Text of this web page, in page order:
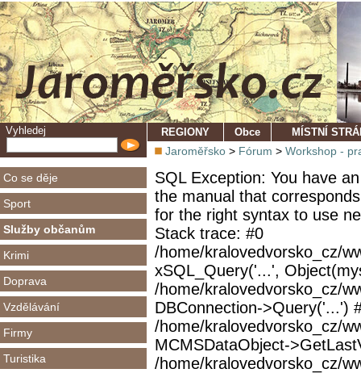
Vyhledej
Co se děje
Sport
Služby občanům
Krimi
Doprava
Vzdělávání
Firmy
Turistika
REGIONY Obce MÍSTNÍ
Jaroměřsko > Fórum > Workshop -
SQL Exception: You have
the manual that
for the right syntax to use
Stack trace: #0
/home/kralovedvorsko_cz/
xSQL_Query('...',
/home/kralovedvorsko_cz/
DBConnection->Query('...')
/home/kralovedvorsko_cz/
MCMSDataObject-
/home/kralovedvorsko_cz/